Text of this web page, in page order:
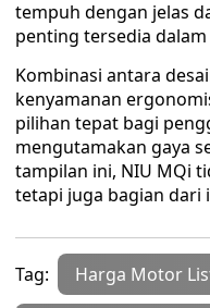
tempuh dengan jelas
penting tersedia
Kombinasi antara
kenyamanan
pilihan tepat bagi
mengutamakan gaya
tampilan ini, NIU MQi
tetapi juga bagian dari
Tag: Harga Motor